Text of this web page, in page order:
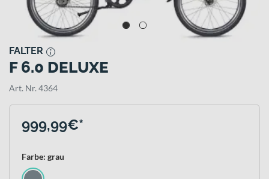
FALTER
F 6.0 DELUXE
Art. Nr. 4364
999,99€*
Farbe: grau